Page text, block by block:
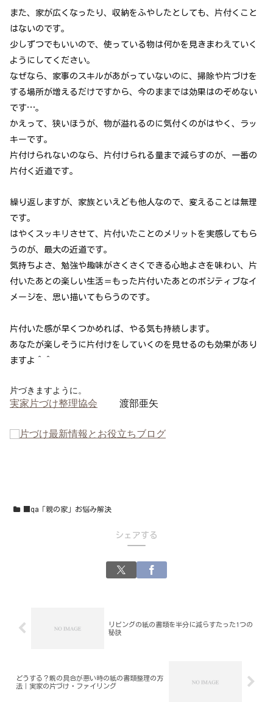
また、家が広くなったり、収納をふやしたとしても、片付くこと
はないのです。
少しずつでもいいので、使っている物は何かを見きまわえていく
ようにしてください。
なぜなら、家事のスキルがあがっていないのに、掃除や片づけを
する場所が増えるだけですから、今のままでは効果はのぞめない
です…。
かえって、狭いほうが、物が溢れるのに気付くのがはやく、ラッ
キーです。
片付けられないのなら、片付けられる量まで減らすのが、一番の
片付く近道です。
繰り返しますが、家族といえども他人なので、変えることは無理
です。
はやくスッキリさせて、片付いたことのメリットを実感してもら
うのが、最大の近道です。
気持ちよさ、勉強や趣味がさくさくできる心地よさを味わい、片
付いたあとの楽しい生活＝もった片付いたあとのポジティブなイ
メージを、思い描いてもらうのです。
片付いた感が早くつかめれば、やる気も持続します。
あなたが楽しそうに片付けをしていくのを見せるのも効果があり
ますよ＾＾
片づきますように。
実家片づけ整理協会 渡部亜矢
片づけ最新情報とお役立ちブログ
■qa「親の家」お悩み解決
シェアする
リビングの紙の書類を半分に減らすたった1つの
秘訣
どうする？親の具合が悪い時の紙の書類整理の方
法｜実家の片づけ・ファイリング